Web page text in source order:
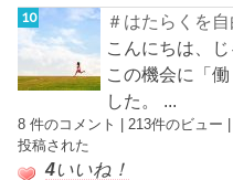
＃はたらくを自
こんにちは、
この機会に「
した。 ...
8 件のコメント | 213件のビュー
投稿された
4いいね！